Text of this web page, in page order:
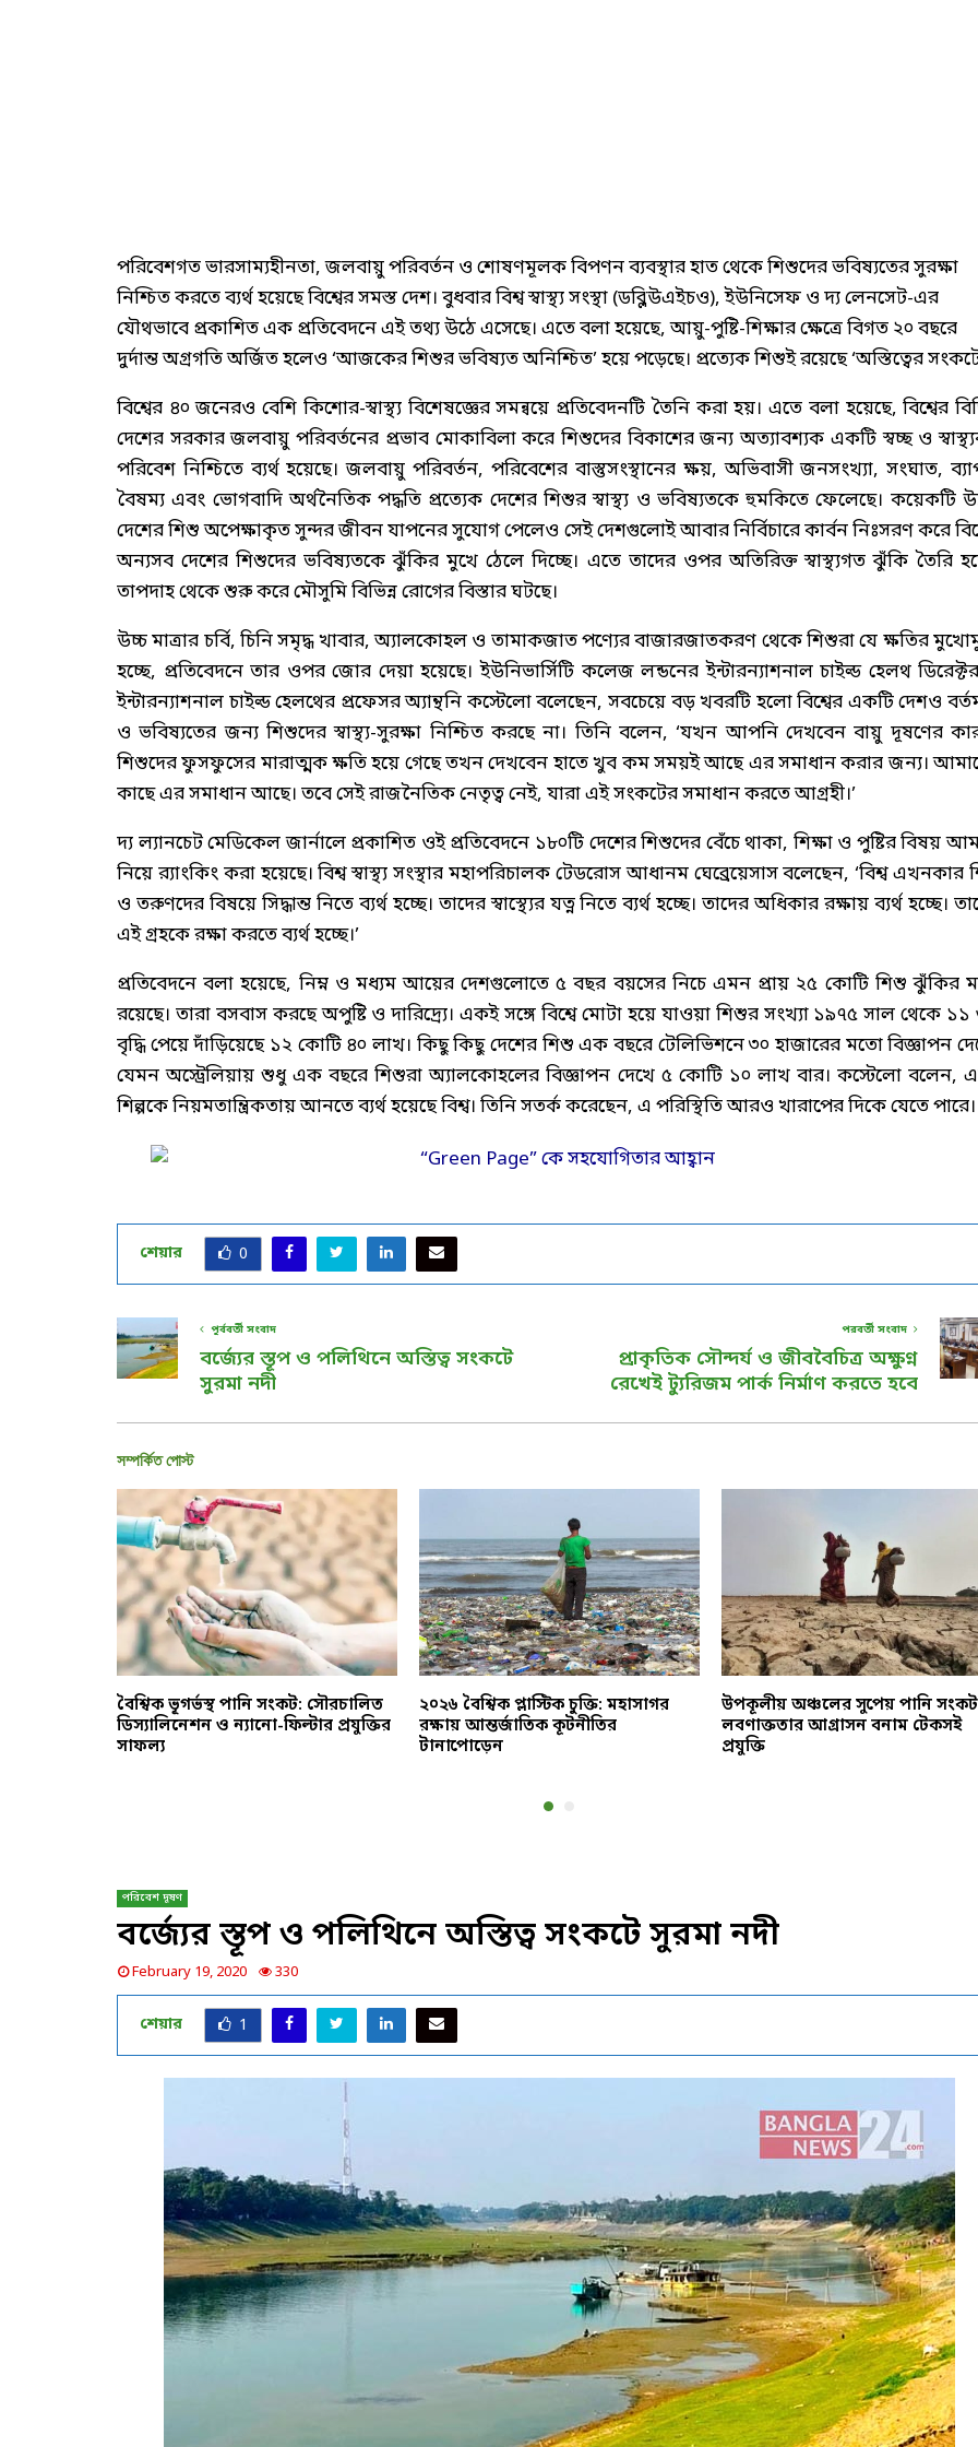
পরিবেশগত ভারসাম্যহীনতা, জলবায়ু পরিবর্তন ও শোষণমূলক বিপণন ব্যবস্থার হাত থেকে শিশুদের ভবিষ্যতের সুরক্ষা
নিশ্চিত করতে ব্যর্থ হয়েছে বিশ্বের সমস্ত দেশ। বুধবার বিশ্ব স্বাস্থ্য সংস্থা (ডব্লিউএইচও), ইউনিসেফ ও দ্য লেনসেট-এর
যৌথভাবে প্রকাশিত এক প্রতিবেদনে এই তথ্য উঠে এসেছে। এতে বলা হয়েছে, আয়ু-পুষ্টি-শিক্ষার ক্ষেত্রে বিগত ২০ বছরে
দুর্দান্ত অগ্রগতি অর্জিত হলেও ‘আজকের শিশুর ভবিষ্যত অনিশ্চিত’ হয়ে পড়েছে। প্রত্যেক শিশুই রয়েছে ‘অস্তিত্বের
বিশ্বের ৪০ জনেরও বেশি কিশোর-স্বাস্থ্য বিশেষজ্ঞের সমন্বয়ে প্রতিবেদনটি তৈনি করা হয়। এতে বলা হয়েছে, বিশ্বের
দেশের সরকার জলবায়ু পরিবর্তনের প্রভাব মোকাবিলা করে শিশুদের বিকাশের জন্য অত্যাবশ্যক একটি স্বচ্ছ ও
পরিবেশ নিশ্চিতে ব্যর্থ হয়েছে। জলবায়ু পরিবর্তন, পরিবেশের বাস্তুসংস্থানের ক্ষয়, অভিবাসী জনসংখ্যা, সংঘাত,
বৈষম্য এবং ভোগবাদি অর্থনৈতিক পদ্ধতি প্রত্যেক দেশের শিশুর স্বাস্থ্য ও ভবিষ্যতকে হুমকিতে ফেলেছে। কয়েকটি
দেশের শিশু অপেক্ষাকৃত সুন্দর জীবন যাপনের সুযোগ পেলেও সেই দেশগুলোই আবার নির্বিচারে কার্বন নিঃসরণ করে
অন্যসব দেশের শিশুদের ভবিষ্যতকে ঝুঁকির মুখে ঠেলে দিচ্ছে। এতে তাদের ওপর অতিরিক্ত স্বাস্থ্যগত ঝুঁকি তৈরি
তাপদাহ থেকে শুরু করে মৌসুমি বিভিন্ন রোগের বিস্তার ঘটছে।
উচ্চ মাত্রার চর্বি, চিনি সমৃদ্ধ খাবার, অ্যালকোহল ও তামাকজাত পণ্যের বাজারজাতকরণ থেকে শিশুরা যে ক্ষতির
হচ্ছে, প্রতিবেদনে তার ওপর জোর দেয়া হয়েছে। ইউনিভার্সিটি কলেজ লন্ডনের ইন্টারন্যাশনাল চাইল্ড হেলথ
ইন্টারন্যাশনাল চাইল্ড হেলথের প্রফেসর অ্যান্থনি কস্টেলো বলেছেন, সবচেয়ে বড় খবরটি হলো বিশ্বের একটি দেশও
ও ভবিষ্যতের জন্য শিশুদের স্বাস্থ্য-সুরক্ষা নিশ্চিত করছে না। তিনি বলেন, ‘যখন আপনি দেখবেন বায়ু দূষণের
শিশুদের ফুসফুসের মারাত্মক ক্ষতি হয়ে গেছে তখন দেখবেন হাতে খুব কম সময়ই আছে এর সমাধান করার জন্য।
কাছে এর সমাধান আছে। তবে সেই রাজনৈতিক নেতৃত্ব নেই, যারা এই সংকটের সমাধান করতে আগ্রহী।’
দ্য ল্যানচেট মেডিকেল জার্নালে প্রকাশিত ওই প্রতিবেদনে ১৮০টি দেশের শিশুদের বেঁচে থাকা, শিক্ষা ও পুষ্টির বিষয়
নিয়ে র‍্যাংকিং করা হয়েছে। বিশ্ব স্বাস্থ্য সংস্থার মহাপরিচালক টেডরোস আধানম ঘেব্রেয়েসাস বলেছেন, ‘বিশ্ব এখনকার
ও তরুণদের বিষয়ে সিদ্ধান্ত নিতে ব্যর্থ হচ্ছে। তাদের স্বাস্থ্যের যত্ন নিতে ব্যর্থ হচ্ছে। তাদের অধিকার রক্ষায় ব্যর্থ হচ্ছে।
এই গ্রহকে রক্ষা করতে ব্যর্থ হচ্ছে।’
প্রতিবেদনে বলা হয়েছে, নিম্ন ও মধ্যম আয়ের দেশগুলোতে ৫ বছর বয়সের নিচে এমন প্রায় ২৫ কোটি শিশু ঝুঁকির
রয়েছে। তারা বসবাস করছে অপুষ্টি ও দারিদ্র্যে। একই সঙ্গে বিশ্বে মোটা হয়ে যাওয়া শিশুর সংখ্যা ১৯৭৫ সাল থেকে
বৃদ্ধি পেয়ে দাঁড়িয়েছে ১২ কোটি ৪০ লাখ। কিছু কিছু দেশের শিশু এক বছরে টেলিভিশনে ৩০ হাজারের মতো বিজ্ঞাপন
যেমন অস্ট্রেলিয়ায় শুধু এক বছরে শিশুরা অ্যালকোহলের বিজ্ঞাপন দেখে ৫ কোটি ১০ লাখ বার। কস্টেলো বলেন,
শিল্পকে নিয়মতান্ত্রিকতায় আনতে ব্যর্থ হয়েছে বিশ্ব। তিনি সতর্ক করেছেন, এ পরিস্থিতি আরও খারাপের দিকে যেতে পারে।
শেয়ার 0
পূর্ববর্তী সংবাদ
বর্জ্যের স্তূপ ও পলিথিনে অস্তিত্ব সংকটে
সুরমা নদী
পরবর্তী সংবাদ
প্রাকৃতিক সৌন্দর্য ও জীববৈচিত্র অক্ষুণ্ন
রেখেই ট্যুরিজম পার্ক নির্মাণ করতে হবে
সম্পর্কিত পোস্ট
বৈশ্বিক ভূগর্ভস্থ পানি সংকট: সৌরচালিত
ডিস্যালিনেশন ও ন্যানো-ফিল্টার প্রযুক্তির
সাফল্য
২০২৬ বৈশ্বিক প্লাস্টিক চুক্তি: মহাসাগর
রক্ষায় আন্তর্জাতিক কূটনীতির
টানাপোড়েন
উপকূলীয় অঞ্চলের সুপেয় পানি
লবণাক্ততার আগ্রাসন বনাম টেকসই
প্রযুক্তি
পরিবেশ দূষণ
বর্জ্যের স্তূপ ও পলিথিনে অস্তিত্ব সংকটে সুরমা নদী
February 19, 2020 330
শেয়ার 1